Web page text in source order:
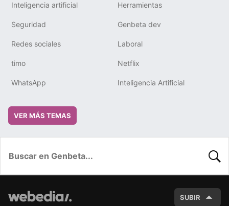
Inteligencia artificial Herramientas
Seguridad Genbeta dev
Redes sociales Laboral
timo Netflix
WhatsApp Inteligencia Artificial
VER MÁS TEMAS
SUBIR